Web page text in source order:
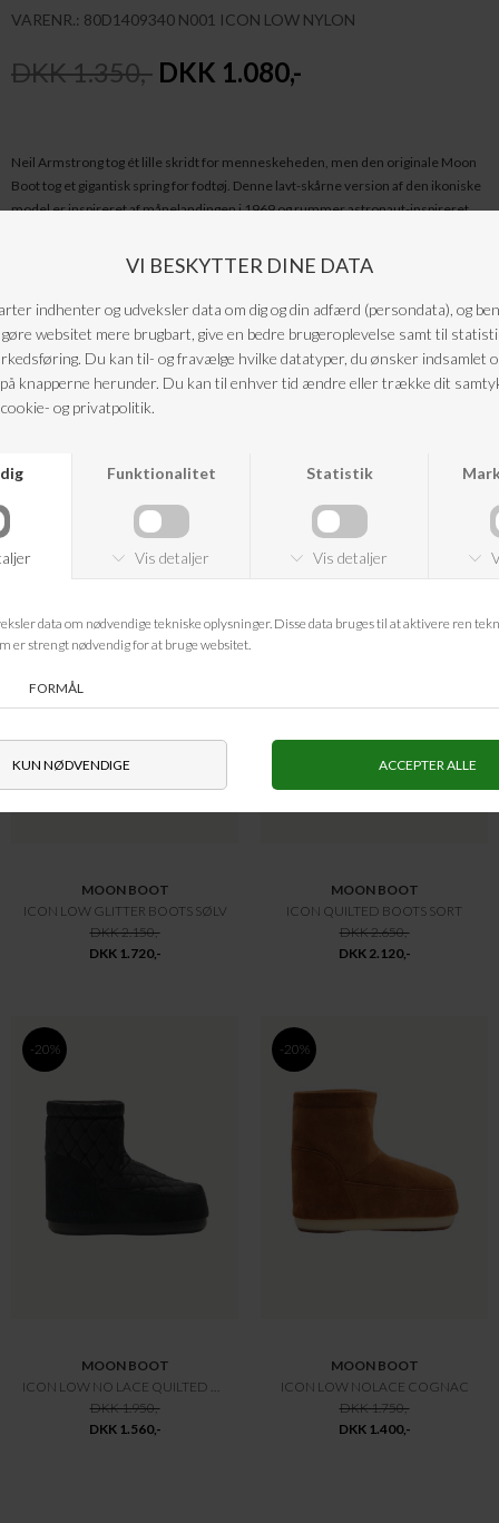
VARENR.: 80D1409340 N001 ICON LOW NYLON
DKK 1.350,- DKK 1.080,-
Neil Armstrong tog ét lille skridt for menneskeheden, men den originale Moon
Boot tog et gigantisk spring for fodtøj. Denne lavt-skårne version af den ikoniske
model er inspireret af månelandingen i 1969 og rummer astronaut-inspireret
Materiale
: 100% Nylon | Foer: 100% Polyester | Mellemsål: 100% Termoplastisk
gummi | Ydersål: 100% Gummi
Pleje: Børst snavs af, rengør med en fugtig klud og mild sæbe, og lad dem
Farve : Sort
ANDRE KØBTE OGSÅ
MOON BOOT
ICON LOW GLITTER BOOTS SØLV
DKK 2.150,-
DKK 1.720,-
MOON BOOT
ICON QUILTED BOOTS SORT
DKK 2.650,-
DKK 2.120,-
-20%
MOON BOOT
ICON LOW NO LACE QUILTED BOOTS SORT
DKK 1.950,-
DKK 1.560,-
-20%
MOON BOOT
ICON LOW NOLACE COGNAC
DKK 1.750,-
DKK 1.400,-